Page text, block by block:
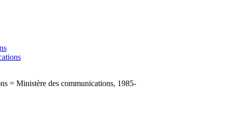
= Ministère des communications, 1985-